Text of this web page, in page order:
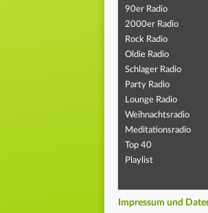
90er Radio
2000er Radio
Rock Radio
Oldie Radio
Schlager Radio
Party Radio
Lounge Radio
Weihnachtsradio
Meditationsradio
Top 40
Playlist
Impressum und